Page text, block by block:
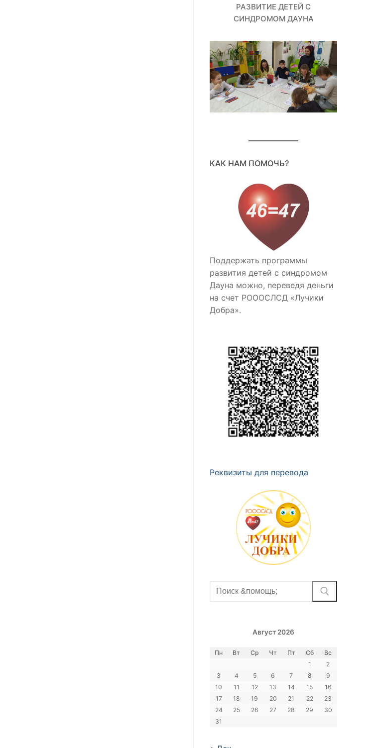
РАЗВИТИЕ ДЕТЕЙ С
СИНДРОМОМ ДАУНА
КАК НАМ ПОМОЧЬ?
Поддержать программы
развития детей с синдромом
Дауна можно, переведя деньги
на счет РОООСЛСД «Лучики
Добра».
Реквизиты для перевода
Найти:
Август 2026
Пн Вт Ср Чт Пт Сб
Вс
1
2
3
4 5 6 7 8
9
10
11 12 13 14 15
16
17
18 19 20 21 22
23
24
25 26 27 28 29
30
31